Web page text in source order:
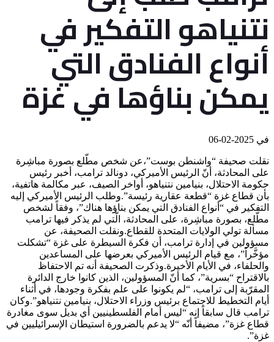
نتنياهو التفكير في
أنواع الفنادق التي
يمكن بناؤها في غزة
في
نقلت صحيفة “واشنطن بوست”،عن شخص مطّلع بصورة مباشِرة
على المحادثة، أنّ الرئيس الأميركي، دونالد ترامب، أخبر رئيس
حكومة الاحتلال، بنيامين نتنياهو، أواخر الصيف، عبر مكالمة هاتفية،
بأن قطاع غزة “قطعة عقارية رئيسة”.وطلب الرئيس الأميركي إليه
التفكير في “أنواع الفنادق التي يمكن بناؤها هناك”، وفقاً لشخص
مطّلع، بصورة مباشِرة، على المحادثة، الّتي لم يذكر فيها ترامب
مسألة تولي الولايات المتحدة للقطاع.ونقلت الصحيفة، عن
مسؤولين في إدارة ترامب، أن فكرة السيطرة على غزة “تشكلت
مؤخَّراً”، مع قيام الرئيس الأميركي بعرضها على المساعدين
والحلفاء، في الأيام الأخيرة.وذكرت الصحيفة أنه تم الاحتفاظ
بالاقتراح “بسرية”، كما أنّ المسؤولين، الذين كانوا خارج الدائرة
المقرّبة إلى ترامب، “لم يكونوا على علم بفكرة وجودها، في أثناء
أيام التخطيط للاجتماع برئيس وزراء الاحتلال، بنيامين نتنياهو”.وكان
ترامب قال سابقاً إنه “ليس أمام الفلسطينيين أي بديل سوى مغادرة
قطاع غزة”، مضيفاً أنّه “لا يدعم بالضرورة استيطان الإسرائيليين في
غزة”.